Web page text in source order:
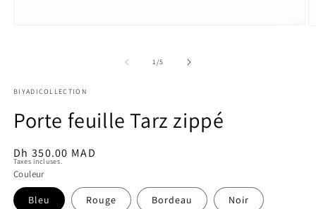
fenêtre
1/de
5
BIYADICOLLECTION
Porte feuille Tarz zippé
Prix
habituel
Dh 350.00 MAD
Taxes incluses.
Couleur
Bleu Rouge Bordeau Noir